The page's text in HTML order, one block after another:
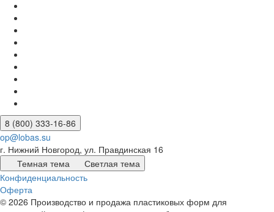
8 (800) 333-16-86
op@lobas.su
г. Нижний Новгород, ул. Правдинская 16
Темная тема
Светлая тема
Конфиденциальность
Оферта
© 2026 Производство и продажа пластиковых форм для